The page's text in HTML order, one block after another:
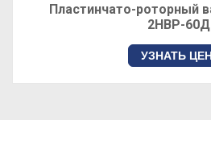
Плунжерный
АВПл-20